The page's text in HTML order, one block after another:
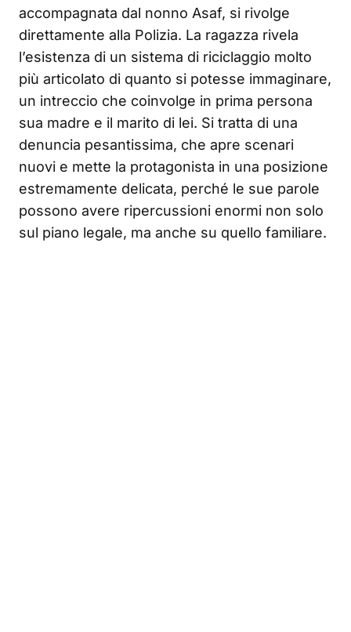
accompagnata dal nonno Asaf, si rivolge
direttamente alla Polizia. La ragazza rivela
l’esistenza di un sistema di riciclaggio molto
più articolato di quanto si potesse immaginare,
un intreccio che coinvolge in prima persona
sua madre e il marito di lei. Si tratta di una
denuncia pesantissima, che apre scenari
nuovi e mette la protagonista in una posizione
estremamente delicata, perché le sue parole
possono avere ripercussioni enormi non solo
sul piano legale, ma anche su quello familiare.